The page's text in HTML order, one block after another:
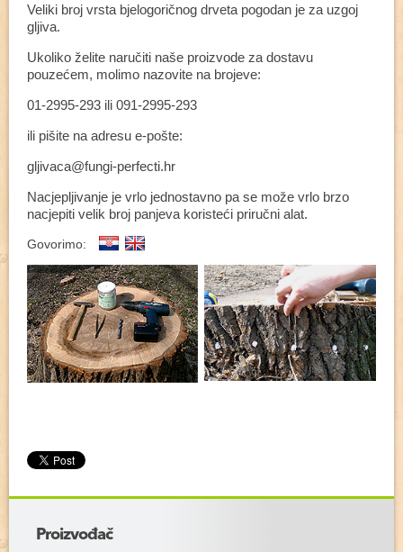
Veliki broj vrsta bjelogoričnog drveta pogodan je za uzgoj
gljiva.
Ukoliko želite naručiti naše proizvode za dostavu
pouzećem, molimo nazovite na brojeve:
01-2995-293 ili 091-2995-293
ili pišite na adresu e-pošte:
gljivaca@fungi-perfecti.hr
Nacjepljivanje je vrlo jednostavno pa se može vrlo brzo
nacjepiti velik broj panjeva koristeći priručni alat.
Govorimo:
+
Proizvođač